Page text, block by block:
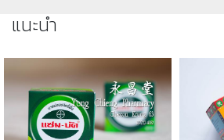
แนะนำ